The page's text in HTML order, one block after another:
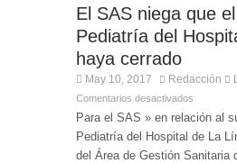
Entrega de la Medalla de la
de Ultramar al inspector
Presentado el IV Torneo de
de San Roque, que se
próxima
El SAS niega que
Pediatría del
haya cerrado
May 10, 2017 Redacción
Comentarios desactivados
Para el SAS » en relación al
Pediatría del Hospital de La
del Área de Gestión Sanitaria